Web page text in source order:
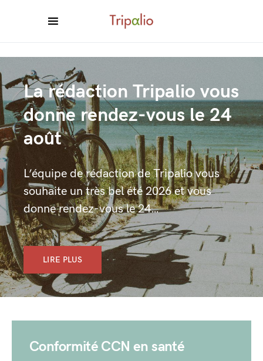
La rédaction Tripalio vous
donne rendez-vous le 24
août
L’équipe de rédaction de Tripalio vous
souhaite un très bel été 2026 et vous
donne rendez-vous le 24…
LIRE PLUS
Conformité CCN en santé